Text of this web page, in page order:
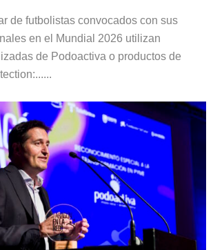
de futbolistas convocados con sus
en el Mundial 2026 utilizan
de Podoactiva o productos de